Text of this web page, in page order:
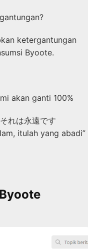
ketergantungan
Byoote.
akan ganti 100%
れは永遠です
itulah yang abadi”